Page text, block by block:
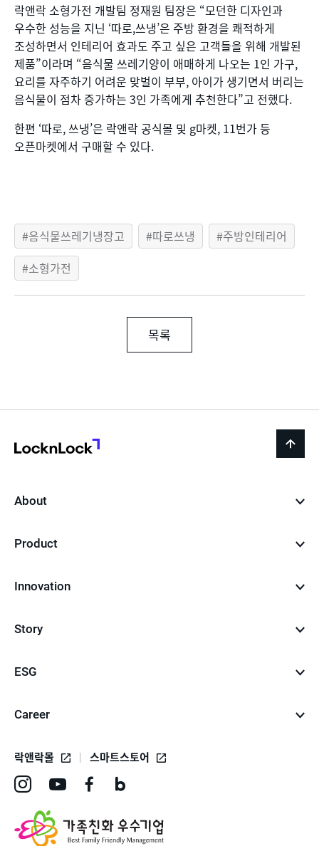
락앤락 소형가전 개발팀 정재원 팀장은 “모던한 디자인과
우수한 성능을 지닌 ‘따로,쓰냉’은 주방 환경을 쾌적하게
조성하면서 인테리어 효과도 주고 싶은 고객들을 위해 개발된
제품”이라며 “음식물 쓰레기양이 애매하게 나오는 1인 가구,
요리를 자주하기 어려운 맞벌이 부부, 아이가 생기면서 버리는
음식물이 점차 증가하는 3인 가족에게 추천한다”고 전했다.
한편 ‘따로, 쓰냉’은 락앤락 공식몰 및 g마켓, 11번가 등
오픈마켓에서 구매할 수 있다.
음식물쓰레기냉장고 따로쓰냉
주방인테리어
소형가전
목록
back
About
Product
Innovation
Story
ESG
Career
락앤락몰 스마트스토어
스
타
브
스
버